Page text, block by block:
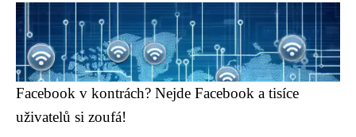
Facebook v kontrách? Nejde Facebook a tisíce
uživatelů si zoufá!